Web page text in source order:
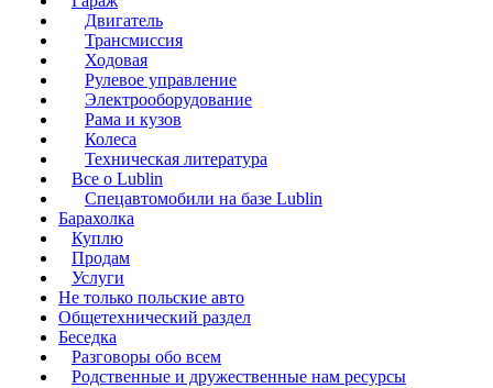
Двигатель
Трансмиссия
Ходовая
Рулевое управление
Электрооборудование
Рама и кузов
Колеса
Техническая литература
Все о Lublin
Спецавтомобили на базе Lublin
Барахолка
Куплю
Продам
Услуги
Не только польские авто
Общетехнический раздел
Беседка
Разговоры обо всем
Родственные и дружественные нам ресурсы